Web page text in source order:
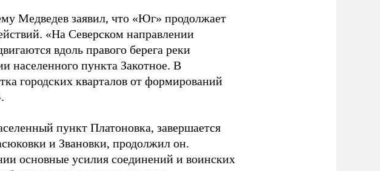
Медведев заявил, что «Юг» продолжает
«На Северском направлении
вдоль правого берега реки
населенного пункта Закотное. В
городских кварталов от формирований
пункт Платоновка, завершается
и Звановки, продолжил он.
основные усилия соединений и воинских